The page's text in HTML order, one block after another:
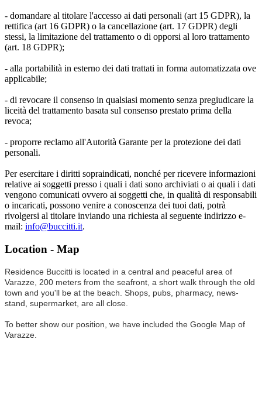
- domandare al titolare l'accesso ai dati personali (art 15 GDPR), la
rettifica (art 16 GDPR) o la cancellazione (art. 17 GDPR) degli
stessi, la limitazione del trattamento o di opporsi al loro trattamento
(art. 18 GDPR);
- alla portabilità in esterno dei dati trattati in forma automatizzata ove
applicabile;
- di revocare il consenso in qualsiasi momento senza pregiudicare la
liceità del trattamento basata sul consenso prestato prima della
revoca;
- proporre reclamo all'Autorità Garante per la protezione dei dati
personali.
Per esercitare i diritti sopraindicati, nonché per ricevere informazioni
relative ai soggetti presso i quali i dati sono archiviati o ai quali i dati
vengono comunicati ovvero ai soggetti che, in qualità di responsabili
o incaricati, possono venire a conoscenza dei tuoi dati, potrà
rivolgersi al titolare inviando una richiesta al seguente indirizzo e-
mail: info@buccitti.it.
Location - Map
Residence Buccitti is located in a central and peaceful area of
Varazze, 200 meters from the seafront, a short walk through the old
town and you'll be at the beach. Shops, pubs, pharmacy, news-
stand, supermarket, are all close.
To better show our position, we have included the Google Map of
Varazze.